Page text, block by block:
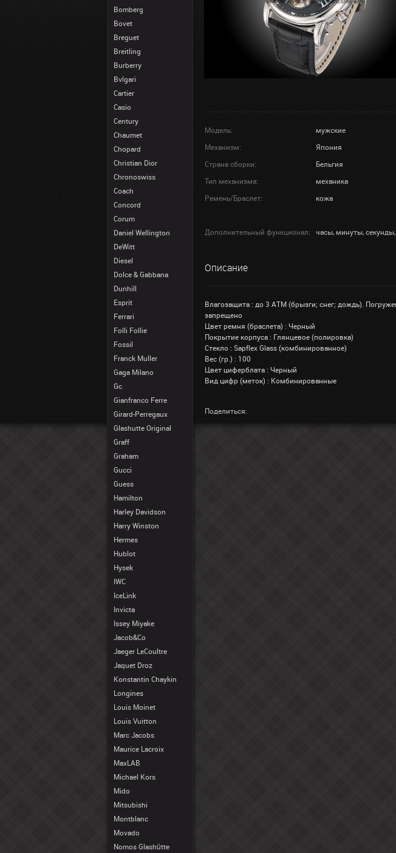
Bomberg
Bovet
Breguet
Breitling
Burberry
Bvlgari
Cartier
Casio
Century
Chaumet
Chopard
Christian Dior
Chronoswiss
Coach
Concord
Corum
Daniel Wellington
DeWitt
Diesel
Dolce & Gabbana
Dunhill
Esprit
Ferrari
Folli Follie
Fossil
Franck Muller
Gaga Milano
Gc
Gianfranco Ferre
Girard-Perregaux
Glashutte Original
Graff
Graham
Gucci
Guess
Hamilton
Harley Davidson
Harry Winston
Hermes
Hublot
Hysek
IWC
IceLink
Invicta
Issey Miyake
Jacob&Co
Jaeger LeCoultre
Jaquet Droz
Konstantin Chaykin
Longines
Louis Moinet
Louis Vuitton
Marc Jacobs
Maurice Lacroix
MaxLAB
Michael Kors
Mido
Mitsubishi
Montblanc
Movado
Nomos Glashütte
Модель: мужские
Механизм:
Япония
Страна сборки:
Бельгия
Тип механизма:
механика
Ремень/Браслет:
кожа
Дополнительный функционал:
часы, минуты,
Описание
Влагозащита : до 3 АТМ (брызги; снег; дождь).
запрещено
Цвет ремня (браслета) : Черный
Покрытие корпуса : Глянцевое (полировка)
Стекло : Sapflex Glass (комбинированное)
Вес (гр.) : 100
Цвет циферблата : Черный
Вид цифр (меток) : Комбинированные
Поделиться: